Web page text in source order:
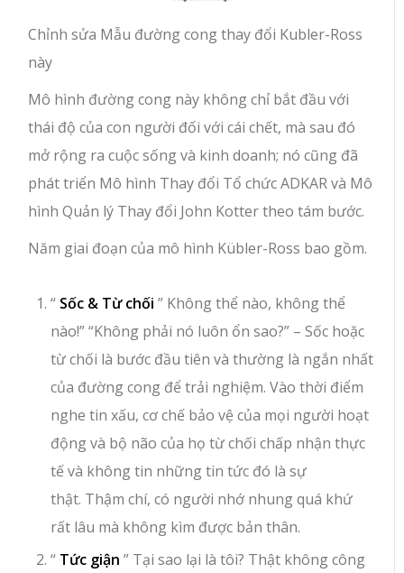
Chỉnh sửa Mẫu đường cong thay đổi Kubler-Ross
này
Mô hình đường cong này không chỉ bắt đầu với
thái độ của con người đối với cái chết, mà sau đó
mở rộng ra cuộc sống và kinh doanh; nó cũng đã
phát triển Mô hình Thay đổi Tổ chức ADKAR và Mô
hình Quản lý Thay đổi John Kotter theo tám bước.
Năm giai đoạn của mô hình Kübler-Ross bao gồm.
“ Sốc & Từ chối ” Không thể nào, không thể
nào!” “Không phải nó luôn ổn sao?” – Sốc hoặc
từ chối là bước đầu tiên và thường là ngắn nhất
của đường cong để trải nghiệm. Vào thời điểm
nghe tin xấu, cơ chế bảo vệ của mọi người hoạt
động và bộ não của họ từ chối chấp nhận thực
tế và không tin những tin tức đó là sự
thật. Thậm chí, có người nhớ nhung quá khứ
rất lâu mà không kìm được bản thân.
“ Tức giận ” Tại sao lại là tôi? Thật không công